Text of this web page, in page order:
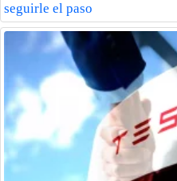
seguirle el paso